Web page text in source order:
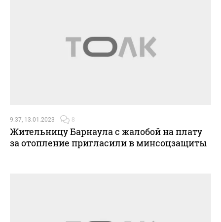
9:37, 13.01.2023 8
Жительницу Барнаула с жалобой на плату
за отопление пригласили в минсоцзащиты